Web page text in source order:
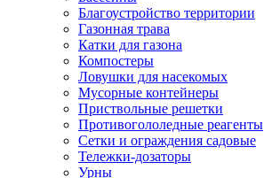
Благоустройство территории
Газонная трава
Катки для газона
Компостеры
Ловушки для насекомых
Мусорные контейнеры
Приствольные решетки
Противогололедные реагенты
Сетки и ограждения садовые
Тележки-дозаторы
Урны